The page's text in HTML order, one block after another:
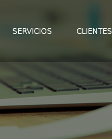
SERVICIOS CLIENTES